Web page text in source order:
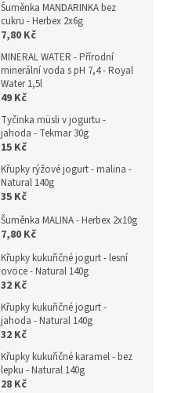
Šuměnka MANDARINKA bez
cukru - Herbex 2x6g
7,80 Kč
MINERAL WATER - Přírodní
minerální voda s pH 7,4 - Royal
Water 1,5l
49 Kč
Tyčinka müsli v jogurtu -
jahoda - Tekmar 30g
15 Kč
Křupky rýžové jogurt - malina -
Natural 140g
35 Kč
Šuměnka MALINA - Herbex 2x10g
7,80 Kč
Křupky kukuřičné jogurt - lesní
ovoce - Natural 140g
32 Kč
Křupky kukuřičné jogurt -
jahoda - Natural 140g
32 Kč
Křupky kukuřičné karamel - bez
lepku - Natural 140g
28 Kč